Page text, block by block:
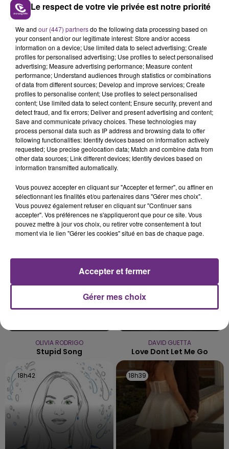
LA CENTRALE NUCLÉAIRE DE CHOOZ
TOUJOURS À L'ARRÊT
Cela fait déjà une semaine que la centrale
nucléaire ardennaise est à l'arrêt. Une situation
justifiée par la sécheresse intense qui est toujours
présente.
LE MAGASIN JOUÉCLUB DE REIMS FERME
SES PORTES
C'était l'une des institutions du centre-ville
rémois. Le magasin JouéClub est contraint de
fermer ses portes.
TITRES DIFFUSÉS
18h48
18h48
OLIVIA RODRIGO
Stupid Song
18h44
18h44
DAVID GUETTA
Love Dont Let Me Go
18h42
18h42 18h39
18h39
Le respect de votre vie privée est notre priorité
We and our (447) partnersdo the following data processing based on
your consent and/or our legitimate interest: Store and/or access
information on a device; Use limited data to select advertising; Create
profiles for personalised advertising; Use profiles to select personalised
advertising; Measure advertising performance; Measure content
performance; Understand audiences through statistics or combinations
of data from different sources; Develop and improve services; Create
profiles to personalise content; Use profiles to select personalised
content; Use limited data to select content; Ensure security, prevent and
detect fraud, and fix errors; Deliver and present advertising and content;
Save and communicate privacy choices. These technologies may
process personal data such as IP address and browsing data to offer
following functionalities: Identify devices based on information actively
requested; Use precise geolocation data; Match and combine data from
other data sources; Link different devices; Identify devices based on
information transmitted automatically.
Vous pouvez accepter en cliquant sur "Accepter et fermer", ou affiner en
sélectionnant les finalités et/ou partenaires dans "Gérer mes choix".
Vous pouvez également refuser en cliquant sur "Continuer sans
accepter". Vos préférences ne s'appliqueront que pour ce site. Vous
pouvez mettre à jour vos choix, ou retirer votre consentement à tout
moment via le lien "Gérer les cookies" situé en bas de chaque page.
Gérer mes choix
Accepter et fermer